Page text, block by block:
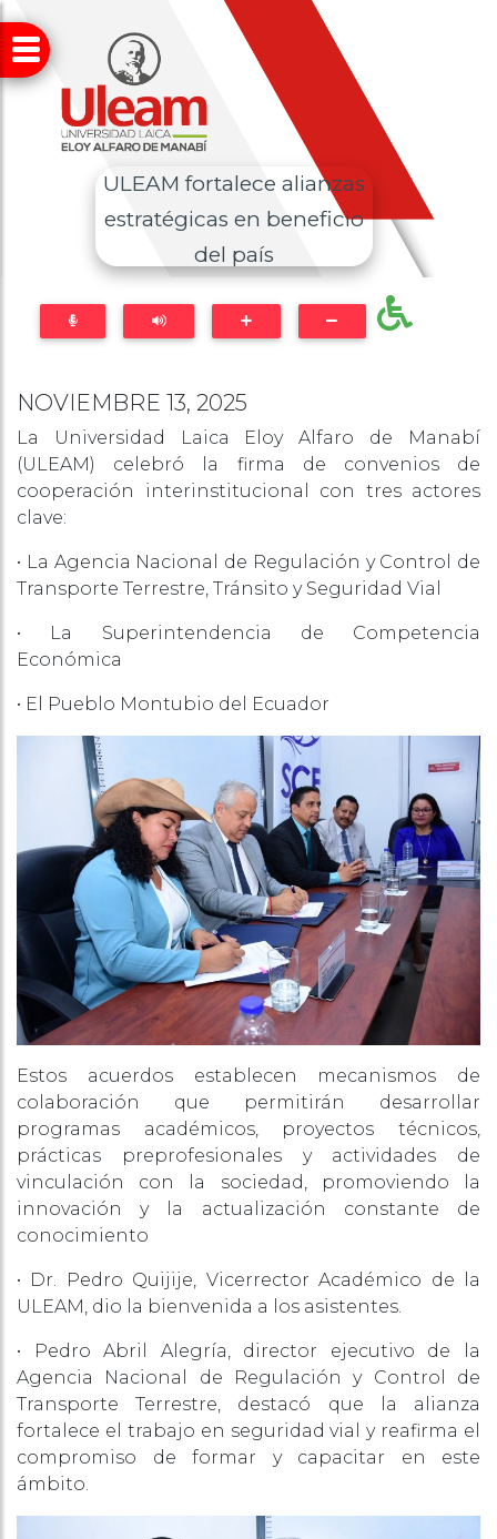
ULEAM fortalece alianzas
estratégicas en beneficio
del país
NOVIEMBRE 13, 2025
La Universidad Laica Eloy Alfaro de Manabí
(ULEAM) celebró la firma de convenios de
cooperación interinstitucional con tres actores
clave:
• La Agencia Nacional de Regulación y Control de
Transporte Terrestre, Tránsito y Seguridad Vial
• La Superintendencia de Competencia
Económica
• El Pueblo Montubio del Ecuador
Estos acuerdos establecen mecanismos de
colaboración que permitirán desarrollar
programas académicos, proyectos técnicos,
prácticas preprofesionales y actividades de
vinculación con la sociedad, promoviendo la
innovación y la actualización constante de
conocimiento
• Dr. Pedro Quijije, Vicerrector Académico de la
ULEAM, dio la bienvenida a los asistentes.
• Pedro Abril Alegría, director ejecutivo de la
Agencia Nacional de Regulación y Control de
Transporte Terrestre, destacó que la alianza
fortalece el trabajo en seguridad vial y reafirma el
compromiso de formar y capacitar en este
ámbito.